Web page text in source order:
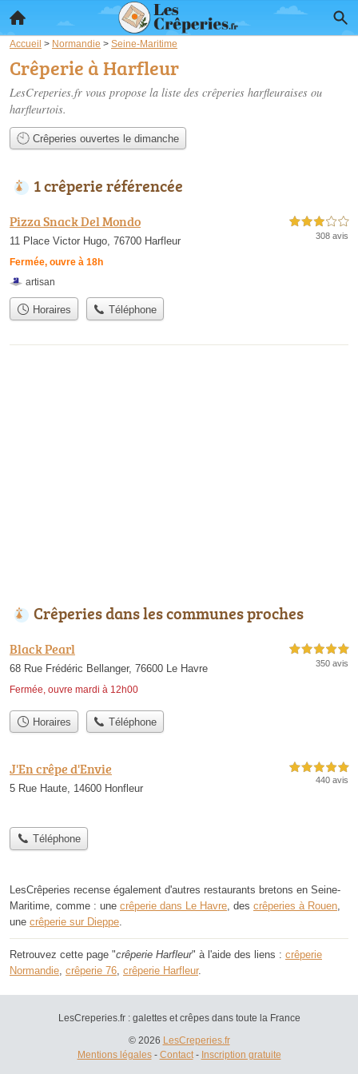
Accueil > Normandie > Seine-Maritime
Crêperie à Harfleur
LesCreperies.fr vous propose la liste des crêperies harfleuraises ou
harfleurtois.
Crêperies ouvertes le dimanche
1 crêperie référencée
Pizza Snack Del Mondo
11 Place Victor Hugo, 76700 Harfleur
Fermée, ouvre à 18h
3,0 étoiles sur 5
308 avis
artisan
Horaires Téléphone
Crêperies dans les communes proches
Black Pearl
68 Rue Frédéric Bellanger, 76600 Le Havre
Fermée, ouvre mardi à 12h00
5,0 étoiles sur 5
350 avis
Horaires Téléphone
J'En crêpe d'Envie
5 Rue Haute, 14600 Honfleur
5,0 étoiles sur 5
440 avis
Téléphone
LesCrêperies recense également d'autres restaurants bretons en Seine-
Maritime, comme : une crêperie dans Le Havre , des crêperies à Rouen
une crêperie sur Dieppe
Retrouvez cette page "crêperie Harfleur" à l'aide des liens : crêperie
Normandie crêperie 76 crêperie Harfleur.
LesCreperies.fr : galettes et crêpes dans toute la France
© 2026 LesCreperies.fr
Mentions légales- Contact- Inscription gratuite